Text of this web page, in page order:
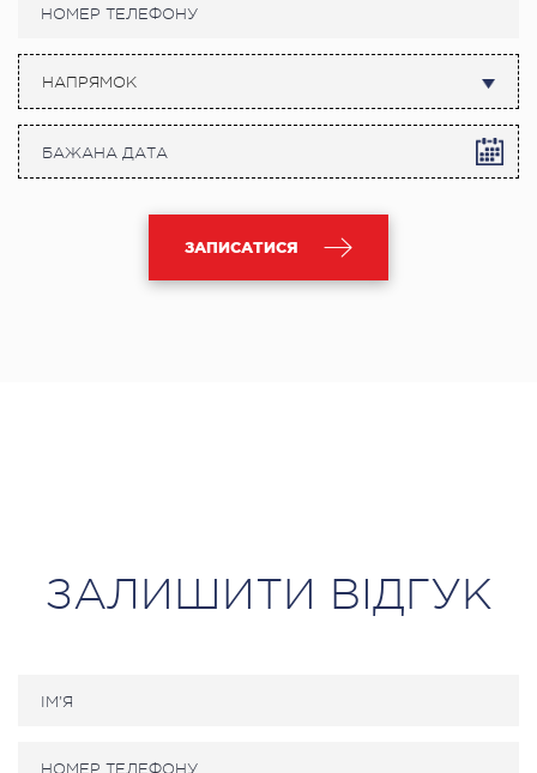
НАПРЯМОК
ЗАПИСАТИСЯ
ЗАЛИШИТИ ВІДГУК